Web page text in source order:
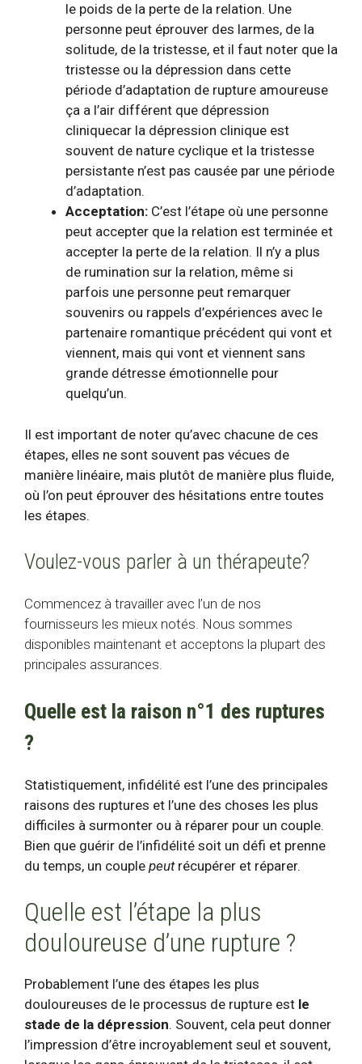
le poids de la perte de la relation. Une
personne peut éprouver des larmes, de la
solitude, de la tristesse, et il faut noter que la
tristesse ou la dépression dans cette
période d’adaptation de rupture amoureuse
ça a l’air différent que dépression
cliniquecar la dépression clinique est
souvent de nature cyclique et la tristesse
persistante n’est pas causée par une période
d’adaptation.
Acceptation: C’est l’étape où une personne
peut accepter que la relation est terminée et
accepter la perte de la relation. Il n’y a plus
de rumination sur la relation, même si
parfois une personne peut remarquer
souvenirs ou rappels d’expériences avec le
partenaire romantique précédent qui vont et
viennent, mais qui vont et viennent sans
grande détresse émotionnelle pour
quelqu’un.
Il est important de noter qu’avec chacune de ces
étapes, elles ne sont souvent pas vécues de
manière linéaire, mais plutôt de manière plus fluide,
où l’on peut éprouver des hésitations entre toutes
les étapes.
Voulez-vous parler à un thérapeute?
Commencez à travailler avec l’un de nos
fournisseurs les mieux notés. Nous sommes
disponibles maintenant et acceptons la plupart des
principales assurances.
Quelle est la raison n°1 des ruptures
?
Statistiquement, infidélité est l’une des principales
raisons des ruptures et l’une des choses les plus
difficiles à surmonter ou à réparer pour un couple.
Bien que guérir de l’infidélité soit un défi et prenne
du temps, un couple peutrécupérer et réparer.
Quelle est l’étape la plus
douloureuse d’une rupture ?
Probablement l’une des étapes les plus
douloureuses de le processus de rupture est le
stade de la dépression. Souvent, cela peut donner
l’impression d’être incroyablement seul et souvent,